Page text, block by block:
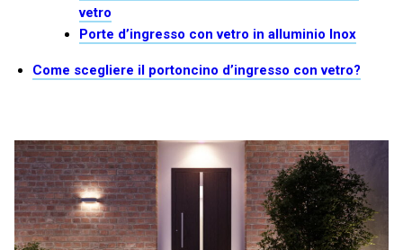
vetro
Porte d’ingresso con vetro in alluminio Inox
Come scegliere il portoncino d’ingresso con vetro?